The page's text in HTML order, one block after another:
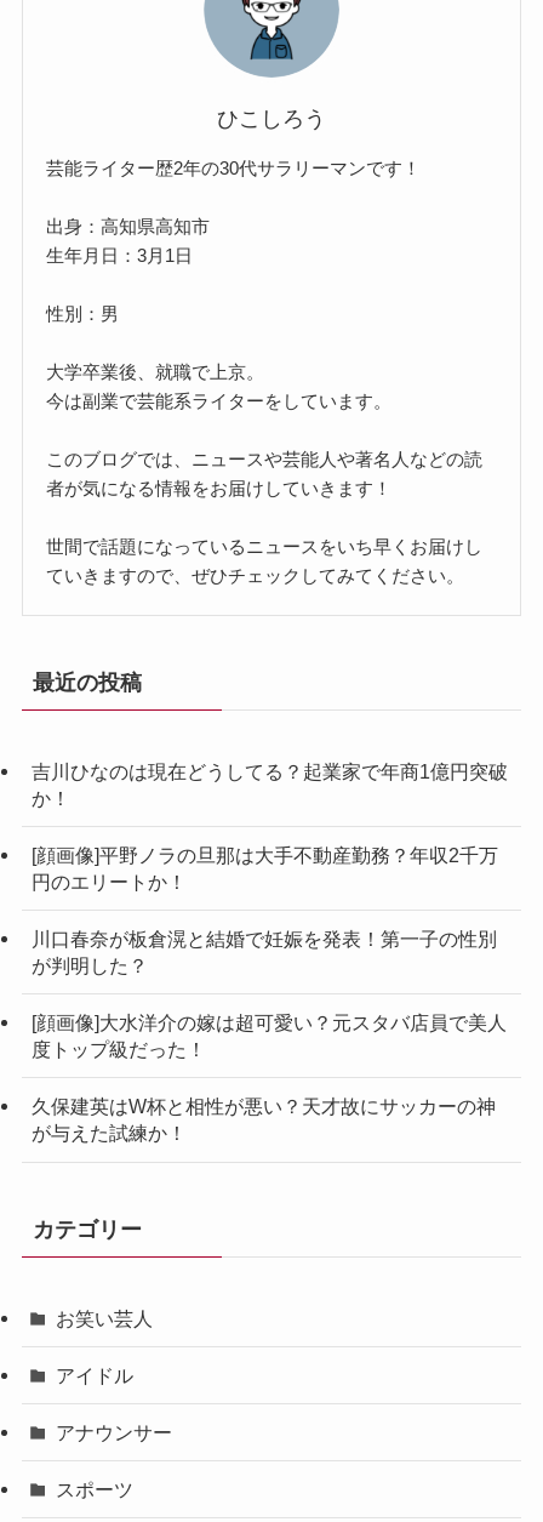
ひこしろう
芸能ライター歴2年の30代サラリーマンです！
出身：高知県高知市
生年月日：3月1日
性別：男
大学卒業後、就職で上京。
今は副業で芸能系ライターをしています。
このブログでは、ニュースや芸能人や著名人などの読
者が気になる情報をお届けしていきます！
世間で話題になっているニュースをいち早くお届けし
ていきますので、ぜひチェックしてみてください。
最近の投稿
吉川ひなのは現在どうしてる？起業家で年商1億円突破
か！
[顔画像]平野ノラの旦那は大手不動産勤務？年収2千万
円のエリートか！
川口春奈が板倉滉と結婚で妊娠を発表！第一子の性別
が判明した？
[顔画像]大水洋介の嫁は超可愛い？元スタバ店員で美人
度トップ級だった！
久保建英はW杯と相性が悪い？天才故にサッカーの神
が与えた試練か！
カテゴリー
お笑い芸人
アイドル
アナウンサー
スポーツ